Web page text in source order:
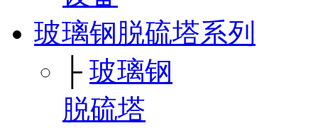
玻璃钢脱硫塔系列
├ 玻璃钢
脱硫塔